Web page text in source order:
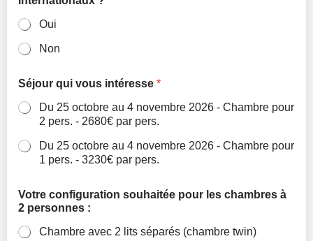
Oui
Non
Séjour qui vous intéresse *
Du 25 octobre au 4 novembre 2026 - Chambre pour
2 pers. - 2680€ par pers.
Du 25 octobre au 4 novembre 2026 - Chambre pour
1 pers. - 3230€ par pers.
Votre configuration souhaitée pour les chambres à
2 personnes :
Chambre avec 2 lits séparés (chambre twin)